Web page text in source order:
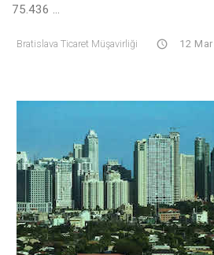
75.436 ...
Bratislava Ticaret Müşavirliği 12